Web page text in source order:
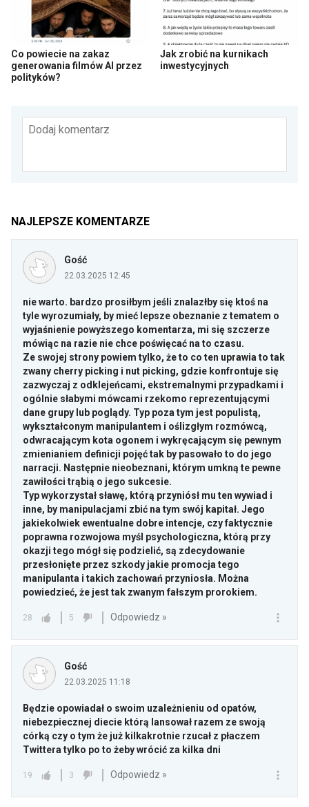
Co powiecie na zakaz
generowania filmów AI przez
polityków?
Jak zrobić na kurnikach
inwestycyjnych
Dodaj komentarz
NAJLEPSZE KOMENTARZE
Gość
22.03.2025 12:45
nie warto. bardzo prosiłbym jeśli znalazłby się ktoś na
tyle wyrozumiały, by mieć lepsze obeznanie z tematem o
wyjaśnienie powyższego komentarza, mi się szczerze
mówiąc na razie nie chce poświęcać na to czasu.
Ze swojej strony powiem tylko, że to co ten uprawia to tak
zwany cherry picking i nut picking, gdzie konfrontuje się
zazwyczaj z odklejeńcami, ekstremalnymi przypadkami i
ogólnie słabymi mówcami rzekomo reprezentującymi
dane grupy lub poglądy. Typ poza tym jest populistą,
wykształconym manipulantem i oślizgłym rozmówcą,
odwracającym kota ogonem i wykręcającym się pewnym
zmienianiem definicji pojęć tak by pasowało to do jego
narracji. Następnie nieobeznani, którym umkną te pewne
zawiłości trąbią o jego sukcesie.
Typ wykorzystał sławę, którą przyniósł mu ten wywiad i
inne, by manipulacjami zbić na tym swój kapitał. Jego
jakiekolwiek ewentualne dobre intencje, czy faktycznie
poprawna rozwojowa myśl psychologiczna, którą przy
okazji tego mógł się podzielić, są zdecydowanie
przesłonięte przez szkody jakie promocja tego
manipulanta i takich zachowań przyniosła. Można
powiedzieć, że jest tak zwanym fałszym prorokiem.
28 5 Odpowiedz »
Gość
22.03.2025 11:18
Będzie opowiadał o swoim uzależnieniu od opatów,
niebezpiecznej diecie którą lansował razem ze swoją
córką czy o tym że już kilkakrotnie rzucał z płaczem
Twittera tylko po to żeby wrócić za kilka dni
19 3 Odpowiedz »